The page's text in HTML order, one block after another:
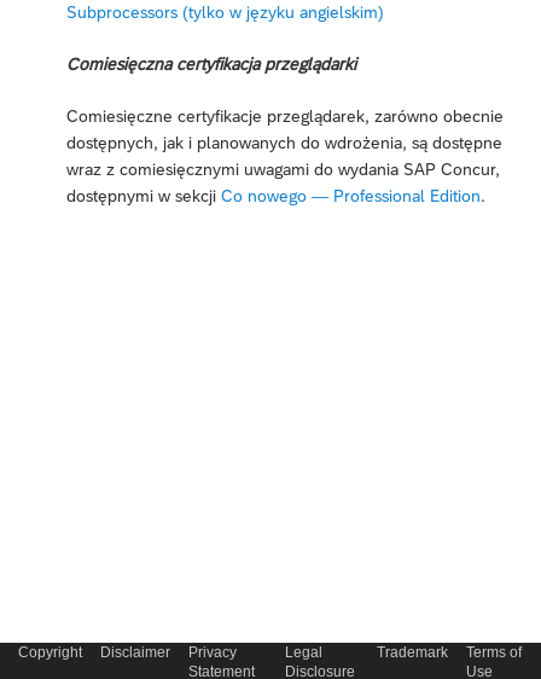
Subprocessors (tylko w języku angielskim)
Comiesięczna certyfikacja przeglądarki
Comiesięczne certyfikacje przeglądarek, zarówno obecnie
dostępnych, jak i planowanych do wdrożenia, są dostępne
wraz z comiesięcznymi uwagami do wydania SAP Concur,
dostępnymi w sekcji Co nowego — Professional Edition.
Copyright Disclaimer
Privacy
Statement
Legal
Disclosure
Trademark
Terms of
Use